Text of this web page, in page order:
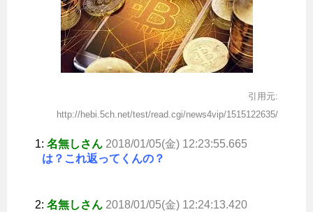
引用元:
http://hebi.5ch.net/test/read.cgi/news4vip/1515122635/
1: 名無しさん 2018/01/05(金) 12:23:55.665
は？これ返ってくんの？
2: 名無しさん 2018/01/05(金) 12:24:13.420